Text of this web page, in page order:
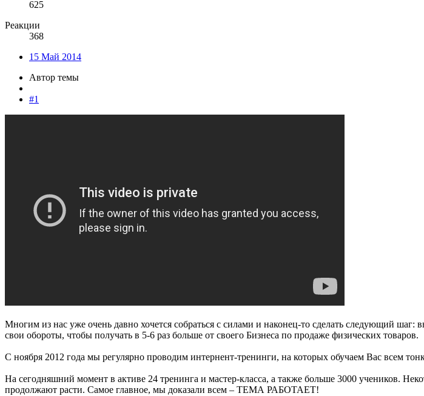
625
Реакции
368
15 Май 2014
Автор темы
#1
Многим из нас уже очень давно хочется собраться с силами и наконец-то сделать следующий шаг:
свои обороты, чтобы получать в 5-6 раз больше от своего Бизнеса по продаже физических товаров.
С ноября 2012 года мы регулярно проводим интернент-тренинги, на которых обучаем Вас всем
На сегодняшний момент в активе 24 тренинга и мастер-класса, а также больше 3000 учеников.
продолжают расти. Самое главное, мы доказали всем – ТЕМА РАБОТАЕТ!